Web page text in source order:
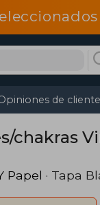
de
chakras
Papel · Tapa